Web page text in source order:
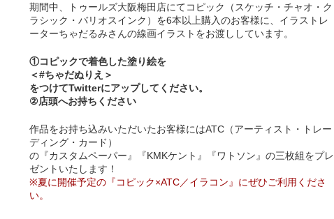
期間中、トゥールズ大阪梅田店にてコピック（スケッチ・チャオ・ク
ラシック・バリオスインク）を6本以上購入のお客様に、イラストレ
ーターちゃだるみさんの線画イラストをお渡ししています。
①コピックで着色した塗り絵を
＜#ちゃだぬりえ＞
をつけてTwitterにアップしてください。
②店頭へお持ちください
作品をお持ち込みいただいたお客様にはATC（アーティスト・トレー
ディング・カード）
の『カスタムペーパー』『KMKケント』『ワトソン』の三枚組をプレ
ゼントいたします！
※夏に開催予定の『コピック×ATC／イラコン』にぜひご利用くださ
い。